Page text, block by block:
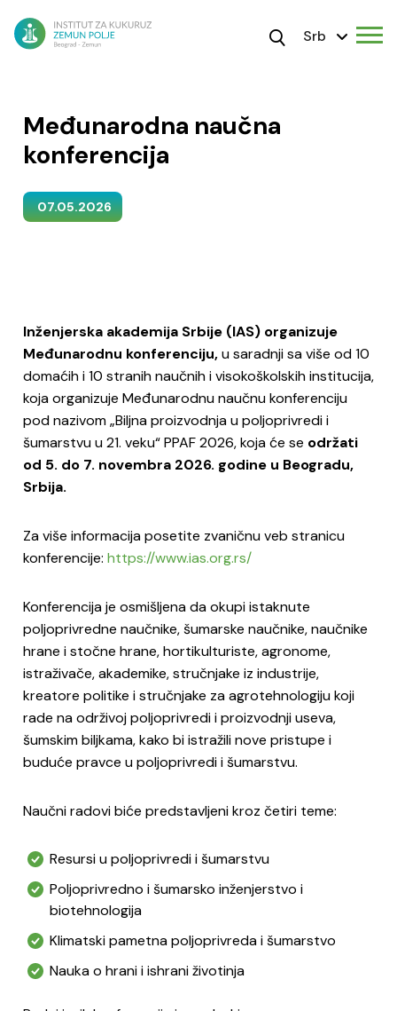
Srb
Međunarodna naučna
konferencija
07.05.2026
Inženjerska akademija Srbije (IAS) organizuje
Međunarodnu konferenciju,u saradnji sa više od 10
domaćih i 10 stranih naučnih i visokoškolskih institucija,
koja organizuje Međunarodnu naučnu konferenciju
pod nazivom „Biljna proizvodnja u poljoprivredi i
šumarstvu u 21. veku“ PPAF 2026, koja će se održati
od 5. do 7. novembra 2026. godine u Beogradu,
Srbija.
Za više informacija posetite zvaničnu veb stranicu
konferencije: https://www.ias.org.rs/
Konferencija je osmišljena da okupi istaknute
poljoprivredne naučnike, šumarske naučnike, naučnike
hrane i stočne hrane, hortikulturiste, agronome,
istraživače, akademike, stručnjake iz industrije,
kreatore politike i stručnjake za agrotehnologiju koji
rade na održivoj poljoprivredi i proizvodnji useva,
šumskim biljkama, kako bi istražili nove pristupe i
buduće pravce u poljoprivredi i šumarstvu.
Naučni radovi biće predstavljeni kroz četiri teme:
Resursi u poljoprivredi i šumarstvu
Poljoprivredno i šumarsko inženjerstvo i
biotehnologija
Klimatski pametna poljoprivreda i šumarstvo
Nauka o hrani i ishrani životinja